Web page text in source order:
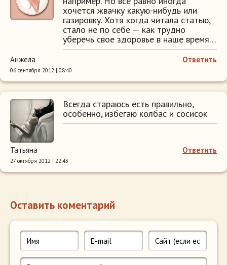
хочется жвачку какую-нибудь или
газировку. Хотя когда читала статью,
стало не по себе — как трудно
уберечь свое здоровье в наше время…
Ответить
Анжела
06 сентября 2012 | 08:40
Всегда стараюсь есть правильно,
особенно, избегаю колбас и сосисок
Ответить
Татьяна
27 октября 2012 | 22:43
Оставить коментарий